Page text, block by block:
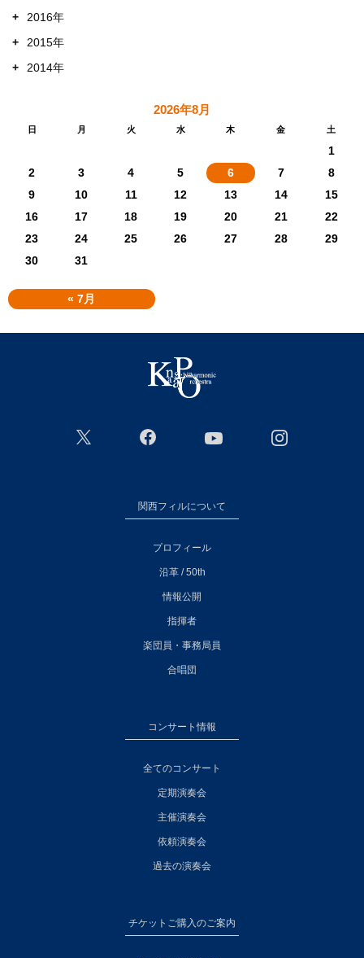
+
2016年
+
2015年
+
2014年
2026年8月
日 月 火 水 木 金 土
« 7月
1
2
3 4 5 6 7
8
9
10 11 12 13 14
15
16
17 18 19 20 21
22
23
24 25 26 27 28
29
30
31
関西フィルについて
プロフィール
沿革 / 50th
情報公開
指揮者
楽団員・事務局員
合唱団
コンサート情報
全てのコンサート
定期演奏会
主催演奏会
依頼演奏会
過去の演奏会
チケットご購入のご案内